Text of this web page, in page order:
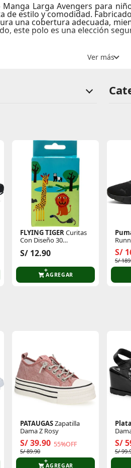
Manga Larga Avengers para
de estilo y comodidad.
una cobertura adecuada,
este polo es una elección
fresca y cómoda.
FLYING TIGERCuritas
Con Diseño 30
S/ 12.90
AGREGAR
Wns
S/
S/
Sin
Este producto aún no tiene
Sé el primero en comentar y
PATAUGASZapatilla
Dama Z Rosy
S/ 39.90 55%OFF
S/ 89.90
AGREGAR
S/
S/